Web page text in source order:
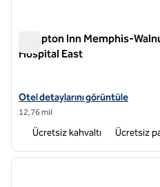
Hampton Inn Memphis-
Hospital East
Hampton Inn Memphis-
Hampton Inn Memphis-Walnut
Otel detaylarını görüntüle
12,76 mil
Ücretsiz kahvaltı Ücretsiz
1 / 12